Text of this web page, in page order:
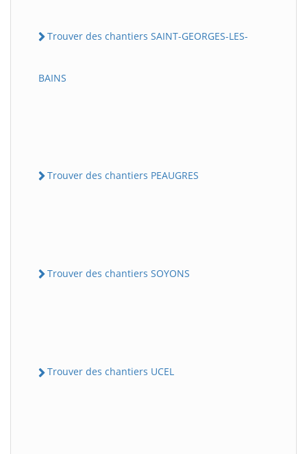
Trouver des chantiers SAINT-GEORGES-LES-
BAINS
Trouver des chantiers PEAUGRES
Trouver des chantiers SOYONS
Trouver des chantiers UCEL